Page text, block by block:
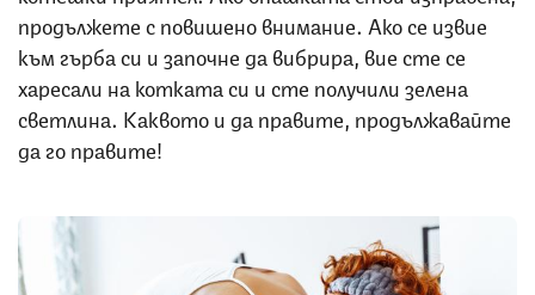
продължете с повишено внимание. Ако се извие
към гърба си и започне да вибрира, вие сте се
харесали на котката си и сте получили зелена
светлина. Каквото и да правите, продължавайте
да го правите!